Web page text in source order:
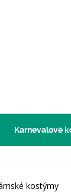
Karnevalové
kostýmy